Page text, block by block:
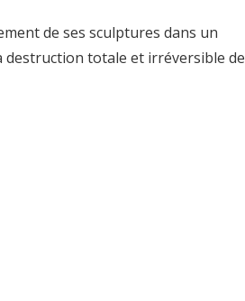
de ses sculptures dans un
destruction totale et irréversible de